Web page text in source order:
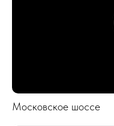
Московское шоссе